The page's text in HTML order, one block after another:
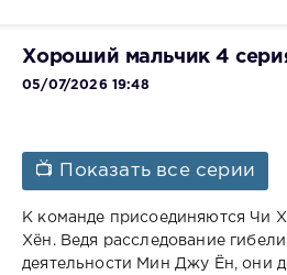
Хороший мальчик 4
05/07/2026 19:48
📺 Показать все серии
К команде присоединяются Чи
Хён. Ведя расследование
деятельности Мин Джу Ён, они